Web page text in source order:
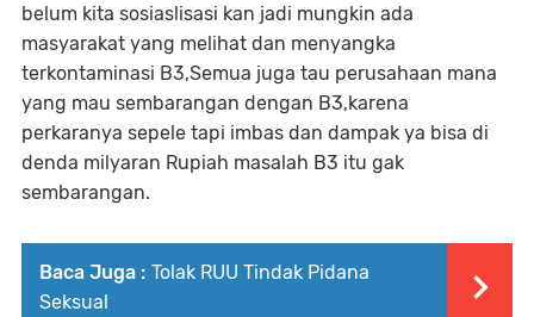
belum kita sosiaslisasi kan jadi mungkin ada
masyarakat yang melihat dan menyangka
terkontaminasi B3,Semua juga tau perusahaan mana
yang mau sembarangan dengan B3,karena
perkaranya sepele tapi imbas dan dampak ya bisa di
denda milyaran Rupiah masalah B3 itu gak
sembarangan.
Baca Juga : Tolak RUU Tindak Pidana
Seksual